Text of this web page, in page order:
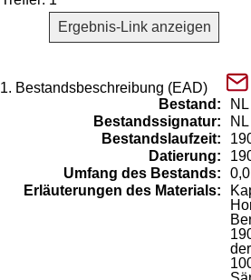
Ergebnis-Link anzeigen
1. Bestandsbeschreibung (EAD)
Bestand:
Bestandssignatur:
Bestandslaufzeit:
Datierung:
Umfang des Bestands:
Erläuterungen des Materials:
der